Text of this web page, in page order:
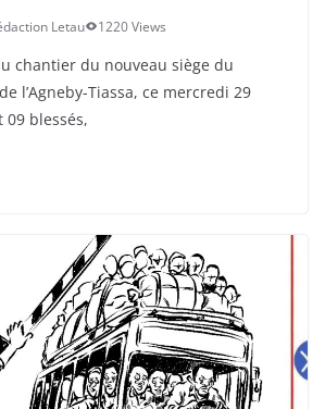
Letau 1220 Views
chantier du nouveau siège du
l’Agneby-Tiassa, ce mercredi 29
blessés,